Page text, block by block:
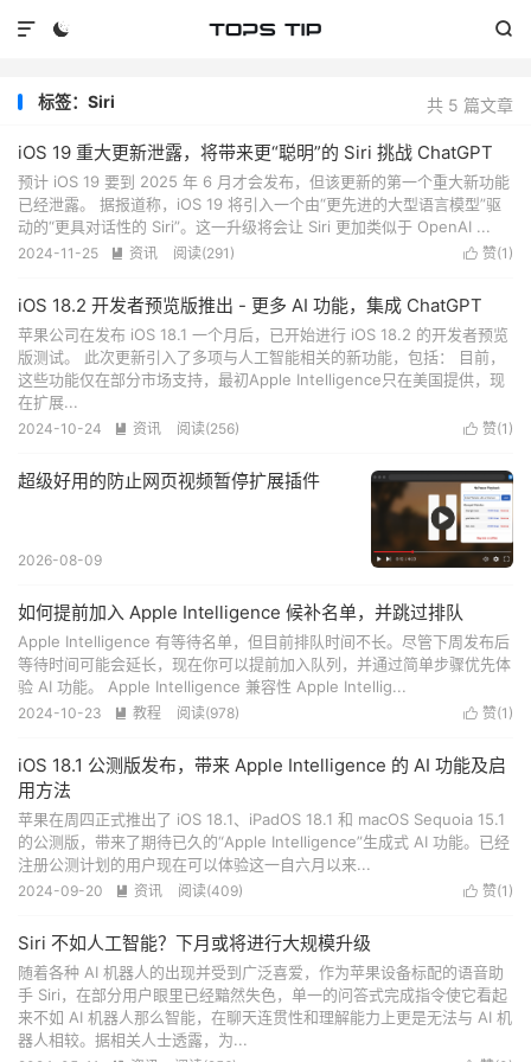
 

共 5 篇文章
标签：Siri
iOS 19 重大更新泄露，将带来更“聪明”的 Siri 挑战 ChatGPT
预计 iOS 19 要到 2025 年 6 月才会发布，但该更新的第一个重大新功能
已经泄露。 据报道称，iOS 19 将引入一个由“更先进的大型语言模型”驱
动的“更具对话性的 Siri”。这一升级将会让 Siri 更加类似于 OpenAI ...
 赞(1 )
2024-11-25  资讯 阅读(291 )
iOS 18.2 开发者预览版推出 - 更多 AI 功能，集成 ChatGPT
苹果公司在发布 iOS 18.1 一个月后，已开始进行 iOS 18.2 的开发者预览
版测试。 此次更新引入了多项与人工智能相关的新功能，包括： 目前，
这些功能仅在部分市场支持，最初Apple Intelligence只在美国提供，现
在扩展...
 赞(1 )
2024-10-24  资讯 阅读(256)
超级好用的防止网页视频暂停扩展插件
2026-08-09
如何提前加入 Apple Intelligence 候补名单，并跳过排队
Apple Intelligence 有等待名单，但目前排队时间不长。尽管下周发布后
等待时间可能会延长，现在你可以提前加入队列，并通过简单步骤优先体
验 AI 功能。 Apple Intelligence 兼容性 Apple Intellig...
 赞(1 )
2024-10-23  教程 阅读(978)
iOS 18.1 公测版发布，带来 Apple Intelligence 的 AI 功能及启
用方法
苹果在周四正式推出了 iOS 18.1、iPadOS 18.1 和 macOS Sequoia 15.1
的公测版，带来了期待已久的“Apple Intelligence”生成式 AI 功能。已经
注册公测计划的用户现在可以体验这一自六月以来...
 赞(1 )
2024-09-20  资讯 阅读(409)
Siri 不如人工智能？下月或将进行大规模升级
随着各种 AI 机器人的出现并受到广泛喜爱，作为苹果设备标配的语音助
手 Siri，在部分用户眼里已经黯然失色，单一的问答式完成指令使它看起
来不如 AI 机器人那么智能，在聊天连贯性和理解能力上更是无法与 AI 机
器人相较。据相关人士透露，为...